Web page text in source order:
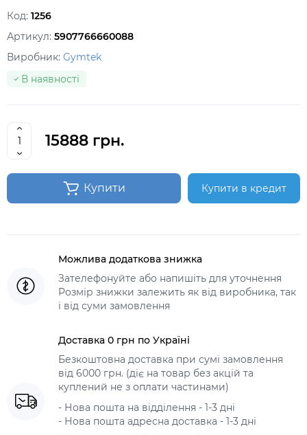
Код: 1256
Артикул: 5907766660088
Виробник: Gymtek
В наявності
15888 грн.
Купити Купити в кредит
Можлива додаткова знижка
Зателефонуйте або напишіть для уточнення
Розмір знижки залежить як від виробника, так
і від суми замовлення
Доставка 0 грн по Україні
Безкоштовна доставка при сумі замовлення
від 6000 грн. (діє на товар без акцій та
куплений не з оплати частинами)
- Нова пошта на відділення - 1-3 дні
- Нова пошта адресна доставка - 1-3 дні